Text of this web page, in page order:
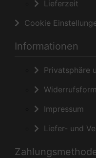
Lieferzeit
Cookie
Informationen
Privatsphäre
Impressum
Liefer- und